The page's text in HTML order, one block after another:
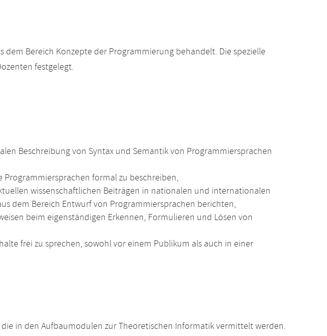
dem Bereich Konzepte der Programmierung behandelt. Die spezielle
festgelegt.
Beschreibung von Syntax und Semantik von Programmiersprachen
formal zu beschreiben,
wissenschaftlichen Beiträgen in nationalen und internationalen
dem Bereich Entwurf von Programmiersprachen berichten,
beim eigenständigen Erkennen, Formulieren und Lösen von
frei zu sprechen, sowohl vor einem Publikum als auch in einer
in den Aufbaumodulen zur Theoretischen Informatik vermittelt werden.